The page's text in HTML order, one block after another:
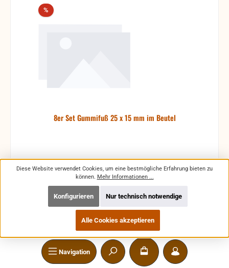
Navigation
%Rabatt
8er Set Gummifuß 25 x 15 mm im Beutel
Produktnummer:
Verkaufspreis:
4,99 € Regulärer Preis:
5,70 € (12.46% gespart)
Preise inkl. MwSt. zzgl. Versandkosten
Diese Website verwendet Cookies, um eine bestmögliche Erfahrung bieten zu
können. Mehr Informationen ...
Nur technisch notwendige
Konfigurieren
Alle Cookies akzeptieren